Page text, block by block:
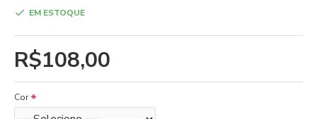
R$108,00
EM ESTOQUE
Cor